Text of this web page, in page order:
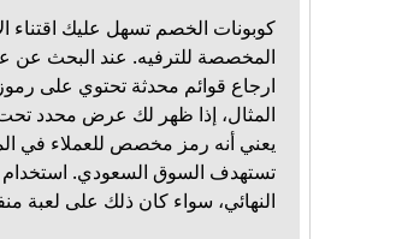
كوبونات الخصم تسهل عليك اقتناء
المخصصة للترفيه. عند البحث
ارجاع قوائم محدثة تحتوي على
يعني أنه رمز مخصص للعملاء في
تستهدف السوق السعودي. استخدام
النهائي، سواء كان ذلك على لعبة